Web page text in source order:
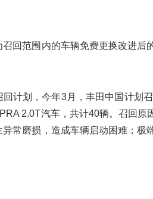
回范围内的车辆免费更换改进后
计划，今年3月，丰田中国计划
2.0T汽车，共计40辆。召回原
常磨损，造成车辆启动困难；极